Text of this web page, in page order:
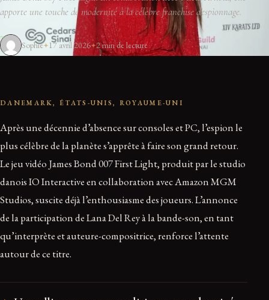
apporte une touche de modernité à la célèbre franchise d'espionnage.
Sophie 17 avril 2026 2 min de lecture
DANEMARK, ÉTATS-UNIS, ROYAUME-UNI
Après une décennie d’absence sur consoles et PC, l’espion le
plus célèbre de la planète s’apprête à faire son grand retour.
Le jeu vidéo James Bond 007 First Light, produit par le studio
danois IO Interactive en collaboration avec Amazon MGM
Studios, suscite déjà l’enthousiasme des joueurs. L’annonce
de la participation de Lana Del Rey à la bande-son, en tant
qu’interprète et auteure-compositrice, renforce l’attente
autour de ce titre.